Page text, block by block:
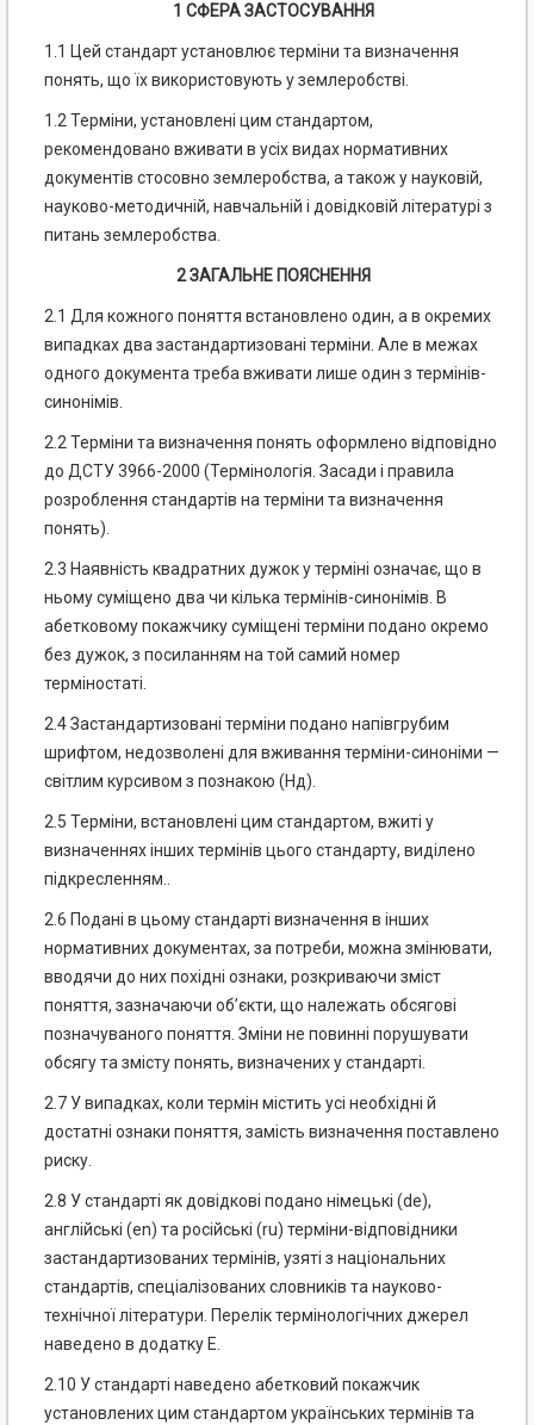
1 СФЕРА ЗАСТОСУВАННЯ
1.1 Цей стандарт установлює терміни та визначення
понять, що їх використовують у землеробстві.
1.2 Терміни, установлені цим стандартом,
рекомендовано вживати в усіх видах нормативних
документів стосовно землеробства, а також у науковій,
науково-методичній, навчальній і довідковій літературі з
питань землеробства.
2 ЗАГАЛЬНЕ ПОЯСНЕННЯ
2.1 Для кожного поняття встановлено один, а в окремих
випадках два застандартизовані терміни. Але в межах
одного документа треба вживати лише один з термінів-
синонімів.
2.2 Терміни та визначення понять оформлено відповідно
до ДСТУ 3966-2000 (Термінологія. Засади і правила
розроблення стандартів на терміни та визначення
понять).
2.3 Наявність квадратних дужок у терміні означає, що в
ньому суміщено два чи кілька термінів-синонімів. В
абетковому покажчику суміщені терміни подано окремо
без дужок, з посиланням на той самий номер
терміностаті.
2.4 Застандартизовані терміни подано напівгрубим
шрифтом, недозволенi для вживання терміни-синоніми —
світлим курсивом з познакою (Нд).
2.5 Терміни, встановлені цим стандартом, вжиті у
визначеннях інших термінів цього стандарту, виділено
підкресленням..
2.6 Подані в цьому стандарті визначення в інших
нормативних документах, за потреби, можна змінювати,
вводячи до них похідні ознаки, розкриваючи зміст
поняття, зазначаючи об’єкти, що належать обсягові
позначуваного поняття. Зміни не повинні порушувати
обсягу та змісту понять, визначених у стандарті.
2.7 У випадках, коли термін містить усі необхідні й
достатні ознаки поняття, замість визначення поставлено
риску.
2.8 У стандарті як довідкові подано німецькі (de),
англійські (еn) та російські (ru) терміни-відповідники
застандартизованих термінів, узяті з національних
стандартів, спеціалізованих словників та науково-
технічної літератури. Перелік термінологічних джерел
наведено в додатку Е.
2.10 У стандарті наведено абетковий покажчик
установлених цим стандартом українських термінів та